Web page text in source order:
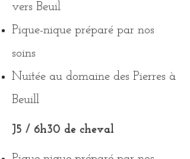
vers Beuil
Pique-nique préparé par nos
soins
Nuitée au domaine des Pierres à
Beuill
J5 / 6h30 de cheval